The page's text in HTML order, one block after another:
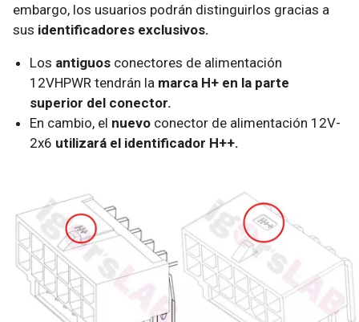
embargo, los usuarios podrán distinguirlos gracias a
sus identificadores exclusivos.
Los antiguos conectores de alimentación
12VHPWR tendrán la marca H+ en la parte
superior del conector.
En cambio, el nuevo conector de alimentación 12V-
2x6 utilizará el identificador H++.